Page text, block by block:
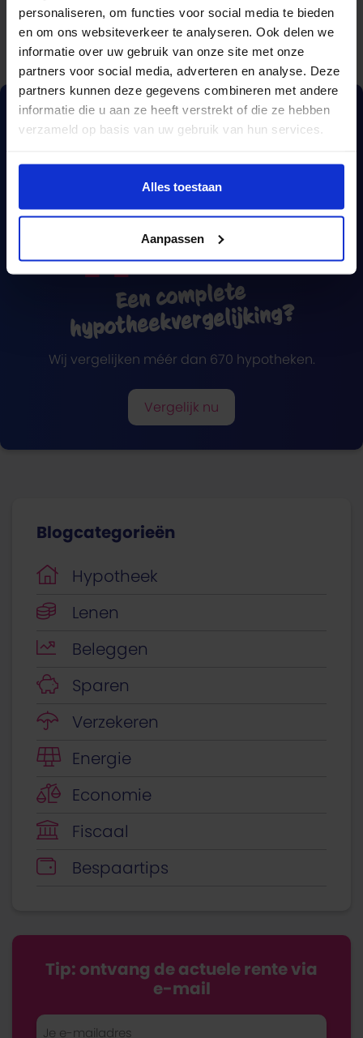
personaliseren, om functies voor social media te bieden
en om ons websiteverkeer te analyseren. Ook delen we
informatie over uw gebruik van onze site met onze
partners voor social media, adverteren en analyse. Deze
partners kunnen deze gegevens combineren met andere
informatie die u aan ze heeft verstrekt of die ze hebben
verzameld op basis van uw gebruik van hun services.
Alles toestaan
Aanpassen
Een complete
hypotheekvergelijking?
Wij vergelijken méér dan 670 hypotheken.
Vergelijk nu
Blogcategorieën
Hypotheek
Lenen
Beleggen
Sparen
Verzekeren
Energie
Economie
Fiscaal
Bespaartips
Tip: ontvang de actuele rente via
e-mail